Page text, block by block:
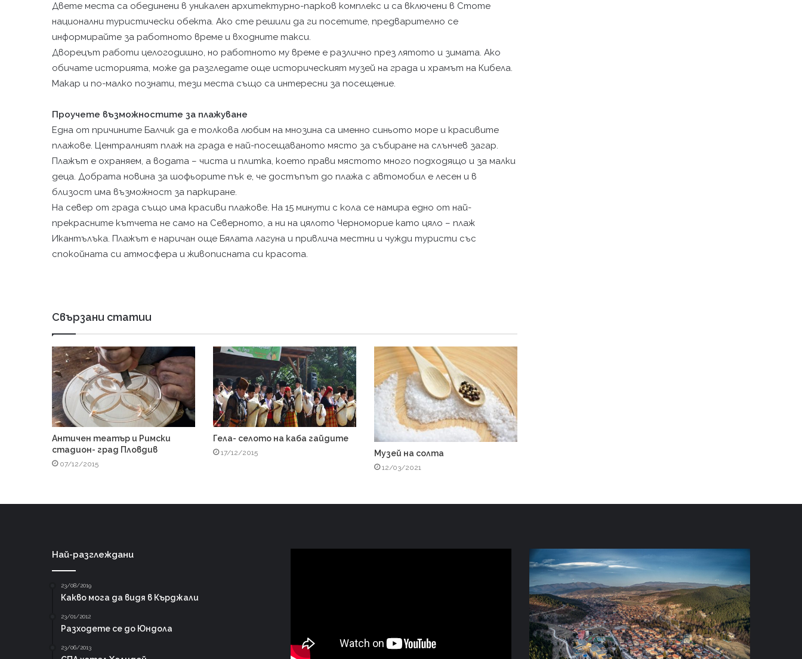
Двете места са обединени в уникален архитектурно-парков комплекс и са включени в Стоте
национални туристически обекта. Ако сте решили да ги посетите, предварително се
информирайте за работното време и входните такси.
Дворецът работи целогодишно, но работното му време е различно през лятото и зимата. Ако
обичате историята, може да разгледате още историческият музей на града и храмът на Кибела.
Макар и по-малко познати, тези места също са интересни за посещение.
Проучете възможностите за плажуване
Една от причините Балчик да е толкова любим на мнозина са именно синьото море и красивите
плажове. Централният плаж на града е най-посещаваното място за събиране на слънчев загар.
Плажът е охраняем, а водата – чиста и плитка, което прави мястото много подходящо и за малки
деца. Добрата новина за шофьорите пък е, че достъпът до плажа с автомобил е лесен и в
близост има възможност за паркиране.
На север от града също има красиви плажове. На 15 минути с кола се намира едно от най-
прекрасните кътчета не само на Северното, а ни на цялото Черноморие като цяло – плаж
Икантълъка. Плажът е наричан още Бялата лагуна и привлича местни и чужди туристи със
спокойната си атмосфера и живописната си красота.
Свързани статии
Античен театър и Римски
стадион- град Пловдив
07/12/2015
Гела- селото на каба гайдите
17/12/2015 Музей на солта
12/03/2021
Най-разглеждани
23/08/2019
Какво мога да видя в Кърджали
23/01/2012
Разходете се до Юндола
23/06/2013